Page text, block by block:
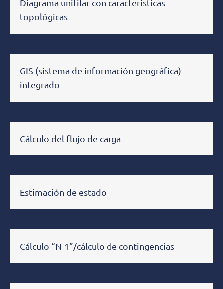
Diagrama unifilar con características
topológicas
GIS (sistema de información geográfica)
integrado
Cálculo del flujo de carga
Estimación de estado
Cálculo “N-1”/cálculo de contingencias